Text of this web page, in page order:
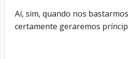
Aí, sim, quando nos
certamente geraremos